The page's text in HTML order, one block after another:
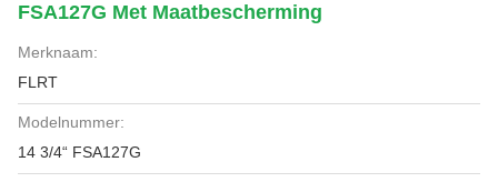
FSA127G Met Maatbescherming
Merknaam:
FLRT
Modelnummer:
14 3/4“ FSA127G